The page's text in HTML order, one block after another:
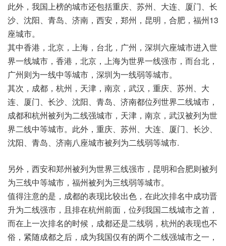
此外，我国上榜的城市还包括重庆、苏州、大连、厦门、长
沙、沈阳、青岛、济南，西安，郑州，昆明，合肥，福州13
座城市。
其中香港，北京，上海，台北，广州，深圳六座城市进入世
界一线城市，香港，北京，上海为世界一线强市，而台北，
广州则为一线中等城市，深圳为一线弱等城市。
其次，成都，杭州，天津，南京，武汉，重庆、苏州、大
连、厦门、长沙、沈阳、青岛、济南都位列世界二线城市，
成都和杭州被列为二线强城市，天津，南京，武汉被列为世
界二线中等城市。此外，重庆、苏州、大连、厦门、长沙、
沈阳、青岛、济南八座城市被列为二线弱等城市.
另外，西安和郑州被列为世界三线强市，昆明和合肥则被列
为三线中等城市，福州被列为三线弱等城市。
值得注意的是，成都的表现比较出色，在此次排名中成功晋
升为二线强市，且排在杭州前面，位列我国二线城市之首，
而在上一次排名的时候，成都还是二线弱，杭州的表现也不
俗，紧随成都之后，成为我国仅有的两个二线强城市之一，